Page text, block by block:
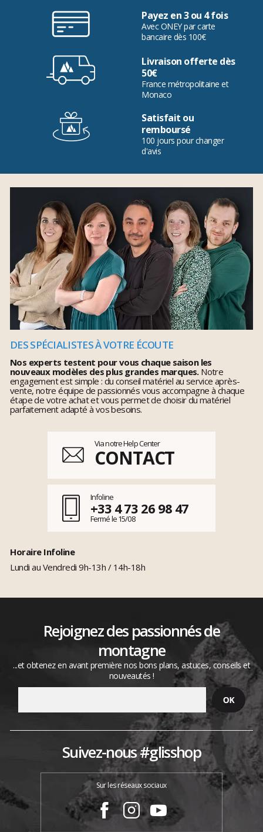
Payez en 3 ou 4 fois
Avec ONEY par carte
bancaire dès 100€
Livraison offerte dès
50€
France métropolitaine et
Monaco
Satisfait ou
remboursé
100 jours pour changer
d'avis
DES SPÉCIALISTES À VOTRE ÉCOUTE
Nos experts testent pour vous chaque saison les
nouveaux modèles des plus grandes marques.Notre
engagement est simple : du conseil matériel au service après-
vente, notre équipe de passionnés vous accompagne à chaque
étape de votre achat et vous permet de choisir du matériel
parfaitement adapté à vos besoins.
Via notre Help Center
CONTACT
Infoline
+33 4 73 26 98 47
Fermé le 15/08
Horaire Infoline
Lundi au Vendredi 9h-13h / 14h-18h
Rejoignez des passionnés de
montagne
...et obtenez en avant première nos bons plans, astuces, conseils et
nouveautés !
Suivez-nous #glisshop
Sur les réseaux sociaux